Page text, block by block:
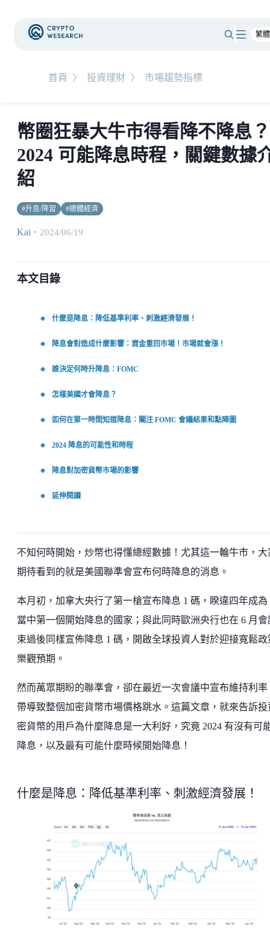
首頁 〉 投資理財 〉 市場趨勢指標
幣圈狂暴大牛市得看降不降息？
2024 可能降息時程，關鍵數據
紹
#升息/降習 #總體經濟
Kai ・ 2024/06/19
本文目錄
什麼是降息：降低基準利率、刺激經濟發展！
降息會對造成什麼影響：資金重回市場！市場就會漲！
誰決定何時升降息：FOMC
怎樣美國才會降息？
如何在第一時間知道降息：關注 FOMC 會議結果和點陣圖
2024 降息的可能性和時程
降息對加密貨幣市場的影響
延伸閱讀
不知何時開始，炒幣也得懂總經數據！尤其這一輪牛市，大
期待看到的就是美國聯準會宣布何時降息的消息。
本月初，加拿大央行了第一槍宣布降息 1 碼，睽違四年成為
當中第一個開始降息的國家；與此同時歐洲央行也在 6 月會
束過後同樣宣佈降息 1 碼，開啟全球投資人對於迎接寬鬆政
樂觀預期。
然而萬眾期盼的聯準會，卻在最近一次會議中宣布維持利率
帶導致整個加密貨幣市場價格跳水。這篇文章，就來告訴投
密貨幣的用戶為什麼降息是一大利好，究竟 2024 有沒有可
降息，以及最有可能什麼時候開始降息！
什麼是降息：降低基準利率、刺激經濟發展！